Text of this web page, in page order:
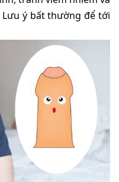
ý bất thường để tới